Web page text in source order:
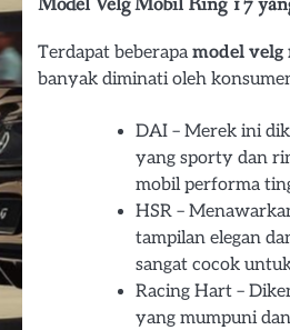
Terdapat beberapamodel velg
banyak diminati oleh
DAI – Merek ini
yang sporty dan
mobil performa
HSR –
tampilan elegan
sangat cocok
Racing Hart –
yang mumpuni